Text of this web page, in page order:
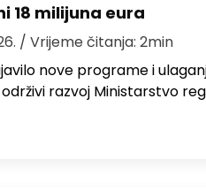
18 milijuna eura
/ Vrijeme čitanja: 2min
nove programe i
razvoj Ministarstvo